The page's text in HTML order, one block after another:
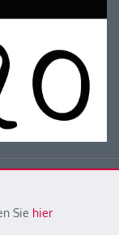
Sie hier